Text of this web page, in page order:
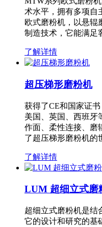
术水平，拥有多项自
欧式磨粉机，以悬辊
制造技术，它能满
了解详情
超压梯形磨粉机
获得了CE和国家证
美国、英国、西班牙
作面、柔性连接、磨
了超压梯形磨粉机
了解详情
LUM 超细立式磨
超细立式磨粉机是结
它的设计和研究的基